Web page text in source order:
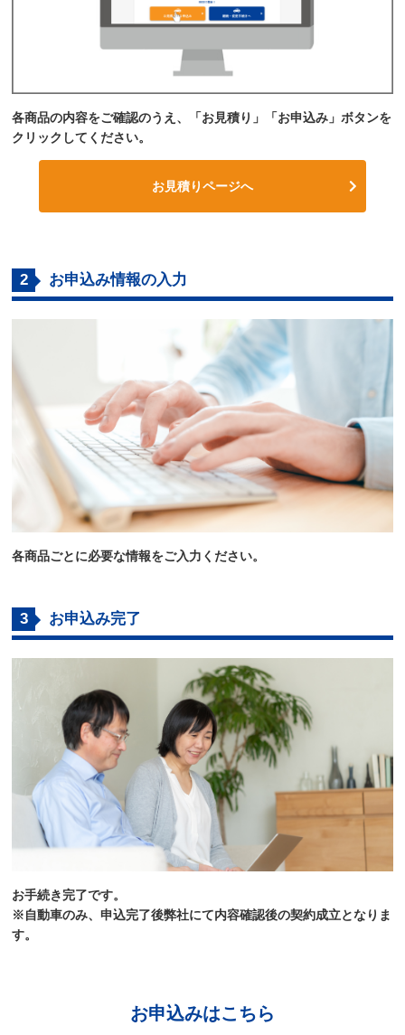
各商品の内容をご確認のうえ、「お見積り」「お申込み」ボタンを
クリックしてください。
お見積りページへ
2 お申込み情報の入力
各商品ごとに必要な情報をご入力ください。
3 お申込み完了
お手続き完了です。
※自動車のみ、申込完了後弊社にて内容確認後の契約成立となりま
す。
お申込みはこちら